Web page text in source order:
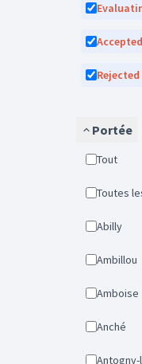
Accepted
Rejected
Portée
Tout
Toutes
Abilly
Ambillou
Amboise
Anché